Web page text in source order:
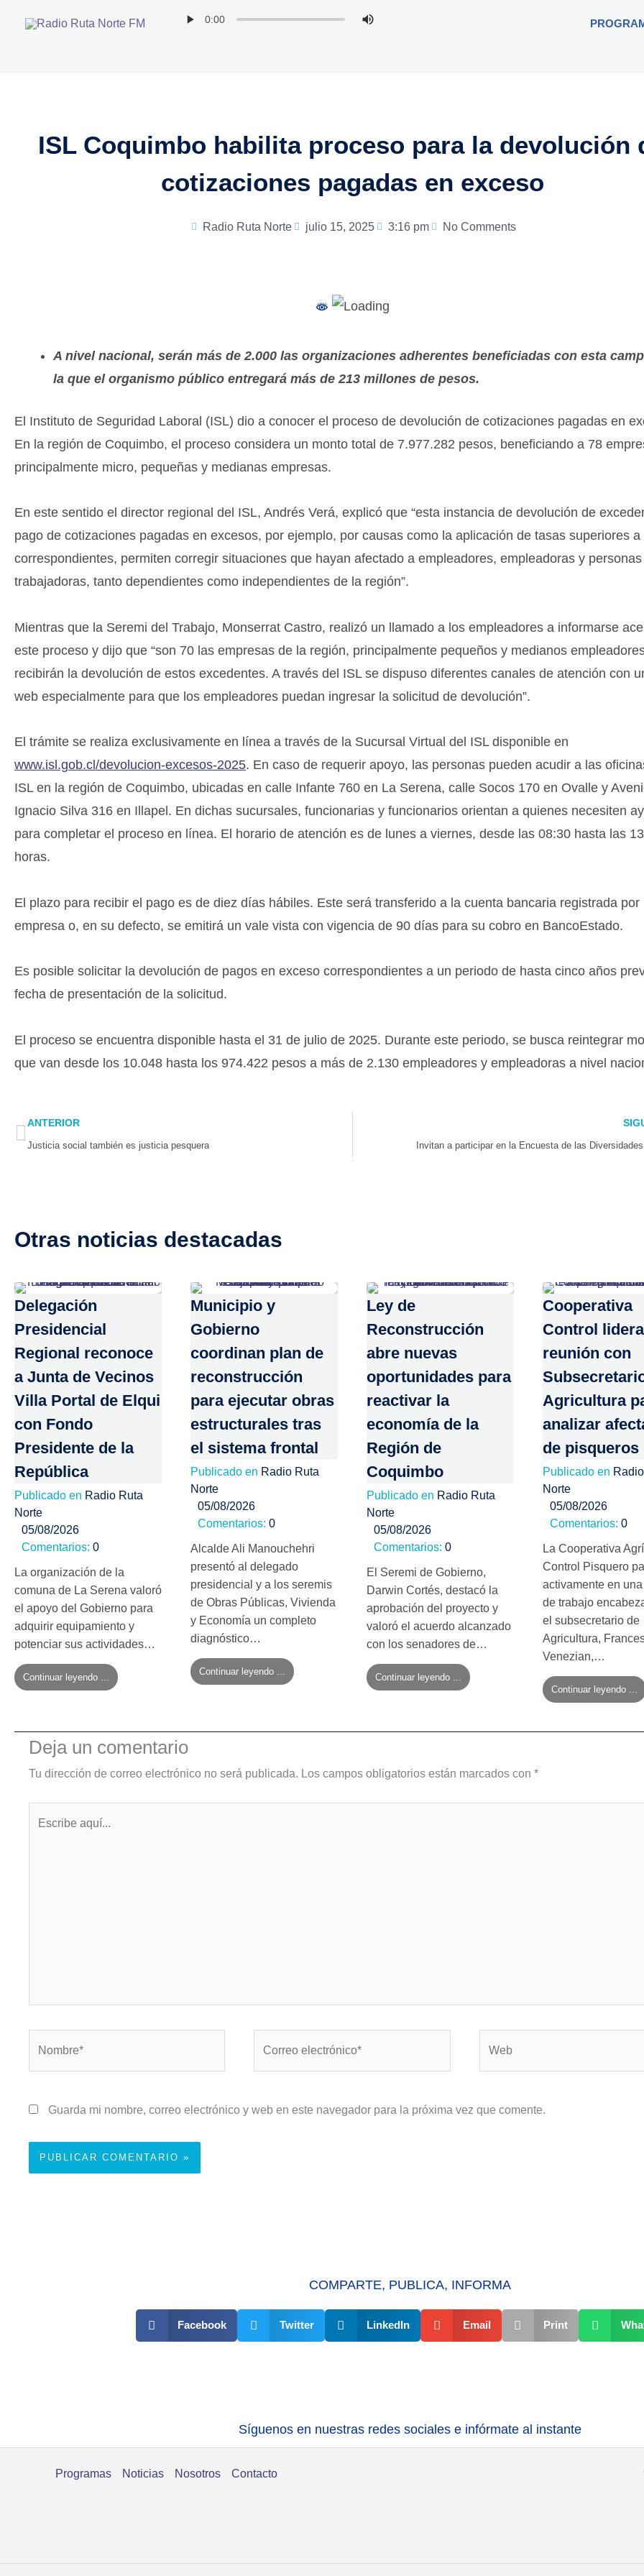
ISL Coquimbo habilita proceso para la devolución
cotizaciones pagadas en exceso
Radio Ruta Norte julio 15, 2025 3:16 pm No Comments
A nivel nacional, serán más de 2.000 las organizaciones adherentes beneficiadas con esta
la que el organismo público entregará más de 213 millones de pesos.
El Instituto de Seguridad Laboral (ISL) dio a conocer el proceso de devolución de cotizaciones pagadas en
En la región de Coquimbo, el proceso considera un monto total de 7.977.282 pesos, beneficiando a 78
principalmente micro, pequeñas y medianas empresas.
En este sentido el director regional del ISL, Andrés Verá, explicó que “esta instancia de devolución de
pago de cotizaciones pagadas en excesos, por ejemplo, por causas como la aplicación de tasas superiores a
correspondientes, permiten corregir situaciones que hayan afectado a empleadores, empleadoras y personas
trabajadoras, tanto dependientes como independientes de la región”.
Mientras que la Seremi del Trabajo, Monserrat Castro, realizó un llamado a los empleadores a informarse
este proceso y dijo que “son 70 las empresas de la región, principalmente pequeños y medianos
recibirán la devolución de estos excedentes. A través del ISL se dispuso diferentes canales de atención con
web especialmente para que los empleadores puedan ingresar la solicitud de devolución”.
El trámite se realiza exclusivamente en línea a través de la Sucursal Virtual del ISL disponible en
www.isl.gob.cl/devolucion-excesos-2025. En caso de requerir apoyo, las personas pueden acudir a las
ISL en la región de Coquimbo, ubicadas en calle Infante 760 en La Serena, calle Socos 170 en Ovalle y
Ignacio Silva 316 en Illapel. En dichas sucursales, funcionarias y funcionarios orientan a quienes necesiten
para completar el proceso en línea. El horario de atención es de lunes a viernes, desde las 08:30 hasta las
horas.
El plazo para recibir el pago es de diez días hábiles. Este será transferido a la cuenta bancaria registrada por
empresa o, en su defecto, se emitirá un vale vista con vigencia de 90 días para su cobro en BancoEstado.
Es posible solicitar la devolución de pagos en exceso correspondientes a un periodo de hasta cinco años
fecha de presentación de la solicitud.
El proceso se encuentra disponible hasta el 31 de julio de 2025. Durante este periodo, se busca reintegrar
que van desde los 10.048 hasta los 974.422 pesos a más de 2.130 empleadores y empleadoras a nivel
Prev
ANTERIOR
Justicia social también es justicia pesquera Invitan a participar en la Encuesta de las
Otras noticias destacadas
Delegación
Presidencial
Regional reconoce
a Junta de Vecinos
Villa Portal de Elqui
con Fondo
Presidente de la
República
Publicado en Radio Ruta
Norte
05/08/2026
Comentarios: 0
La organización de la
comuna de La Serena valoró
el apoyo del Gobierno para
adquirir equipamiento y
potenciar sus actividades…
Continuar leyendo ...
Municipio y
Gobierno
coordinan plan de
reconstrucción
para ejecutar obras
estructurales tras
el sistema frontal
Publicado en Radio Ruta
Norte
05/08/2026
Comentarios: 0
Alcalde Ali Manouchehri
presentó al delegado
presidencial y a los seremis
de Obras Públicas, Vivienda
y Economía un completo
diagnóstico…
Continuar leyendo ...
Ley de
Reconstrucción
abre nuevas
oportunidades para
reactivar la
economía de la
Región de
Coquimbo
Publicado en Radio Ruta
Norte
05/08/2026
Comentarios: 0
El Seremi de Gobierno,
Darwin Cortés, destacó la
aprobación del proyecto y
valoró el acuerdo alcanzado
con los senadores de…
Continuar leyendo ...
Cooperativa
Control lidera
reunión con
Agricultura
analizar
de pisqueros
Publicado en
Norte
05/08/2026
Comentarios: 0
La Cooperativa
Control Pisquero
activamente en
de trabajo
el subsecretario de
Agricultura,
Venezian,…
Continuar leyendo ...
Deja un comentario
Tu dirección de correo electrónico no será publicada. Los campos obligatorios están marcados con *
Guarda mi nombre, correo electrónico y web en este navegador para la próxima vez que comente.
COMPARTE, PUBLICA, INFORMA
Facebook Twitter LinkedIn Email Print
Síguenos en nuestras redes sociales e infórmate al instante
Programas Noticias Nosotros Contacto